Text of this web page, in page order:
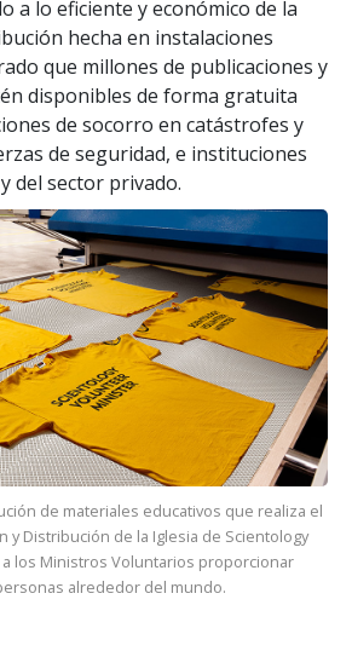
a lo eficiente y económico de la
hecha en instalaciones
que millones de publicaciones y
disponibles de forma gratuita
de socorro en catástrofes y
de seguridad, e instituciones
del sector privado.
de materiales educativos que realiza el
y Distribución de la Iglesia de Scientology
los Ministros Voluntarios proporcionar
alrededor del mundo.